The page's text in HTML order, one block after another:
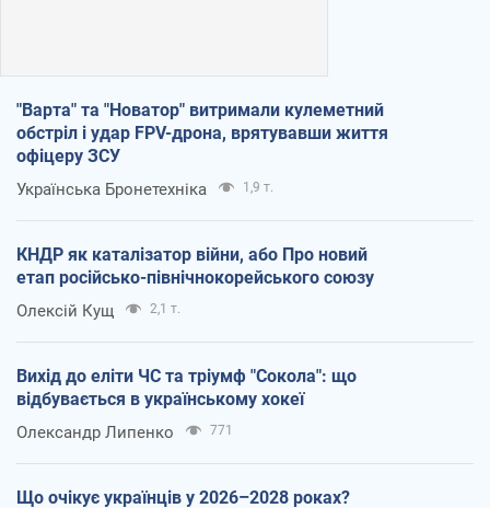
"Варта" та "Новатор" витримали кулеметний
обстріл і удар FPV-дрона, врятувавши життя
офіцеру ЗСУ
Українська Бронетехніка 1,9 т.
КНДР як каталізатор війни, або Про новий
етап російсько-північнокорейського союзу
Олексій Кущ 2,1 т.
Вихід до еліти ЧС та тріумф "Сокола": що
відбувається в українському хокеї
Олександр Липенко 771
Що очікує українців у 2026–2028 роках?